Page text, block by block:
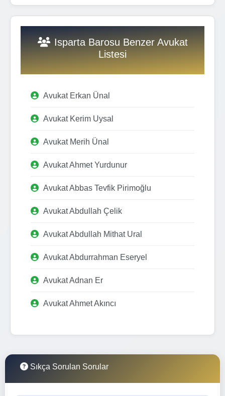
Isparta Barosu Benzer Avukat
Listesi
Avukat Erkan Ünal
Avukat Kerim Uysal
Avukat Merih Ünal
Avukat Ahmet Yurdunur
Avukat Abbas Tevfik Pirimoğlu
Avukat Abdullah Çelik
Avukat Abdullah Mithat Ural
Avukat Abdurrahman Eseryel
Avukat Adnan Er
Avukat Ahmet Akıncı
Sıkça Sorulan Sorular